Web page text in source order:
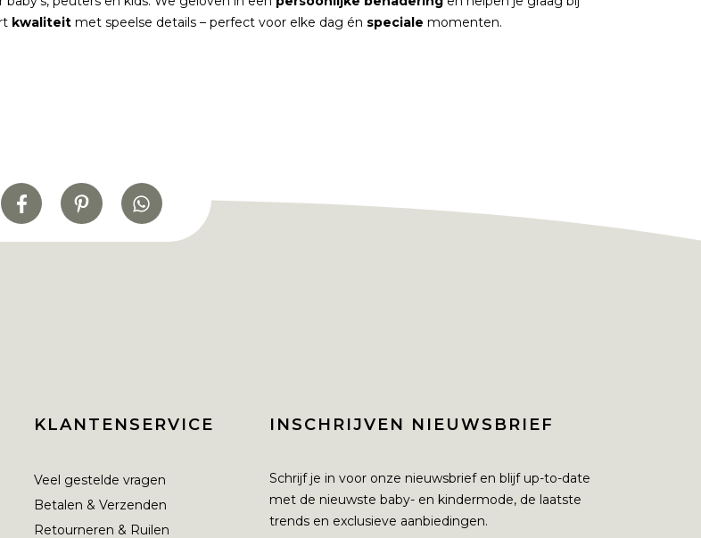
kwaliteit met speelse details – perfect voor elke dag én speciale momenten.
KLANTENSERVICE
Veel gestelde vragen
Betalen & Verzenden
Retourneren & Ruilen
INSCHRIJVEN NIEUWSBRIEF
Schrijf je in voor onze nieuwsbrief en blijf up-to-date
met de nieuwste baby- en kindermode, de laatste
trends en exclusieve aanbiedingen.